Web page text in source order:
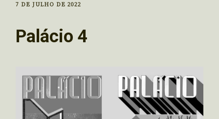
7 DE JULHO DE 2022
Palácio 4